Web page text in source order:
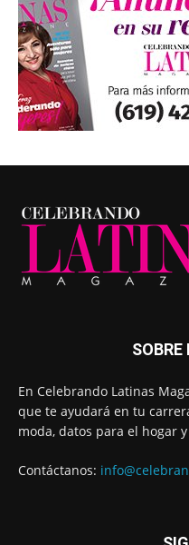
SOBRE
En Celebrando Latinas
que te ayudará en tu
moda, datos para el hogar
Contáctanos: